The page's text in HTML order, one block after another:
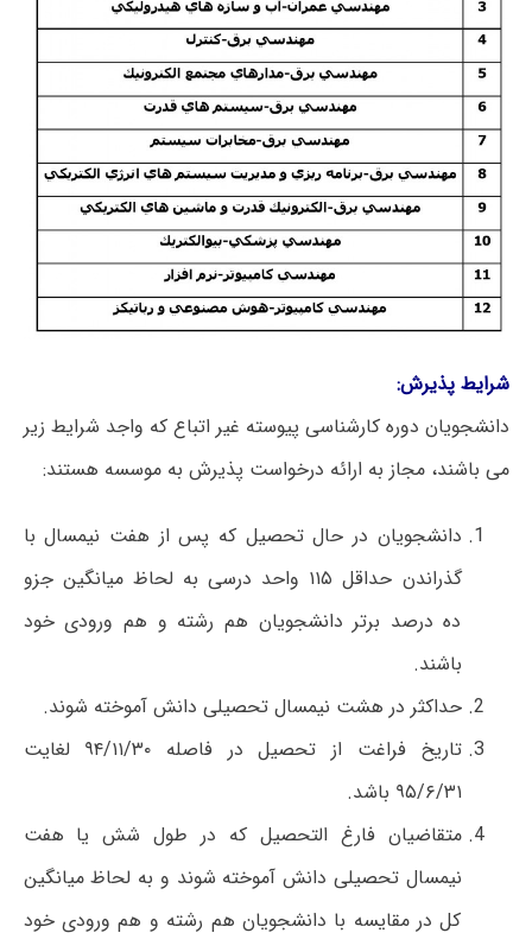
شرایط پذیرش:
دانشجویان دوره کارشناسی پیوسته غیر اتباع که واجد شرایط زیر
می باشند، مجاز به ارائه درخواست پذیرش به موسسه هستند:
دانشجویان در حال تحصیل که پس از هفت نیمسال با
گذراندن حداقل ۱۱۵ واحد درسی به لحاظ میانگین جزو
ده درصد برتر دانشجویان هم رشته و هم ورودی خود
باشند.
حداکثر در هشت نیمسال تحصیلی دانش آموخته شوند.
تاریخ فراغت از تحصیل در فاصله ۹۴/۱۱/۳۰ لغایت
۹۵/۶/۳۱ باشد.
متقاضیان فارغ التحصیل که در طول شش یا هفت
نیمسال تحصیلی دانش آموخته شوند و به لحاظ میانگین
کل در مقایسه با دانشجویان هم رشته و هم ورودی خود